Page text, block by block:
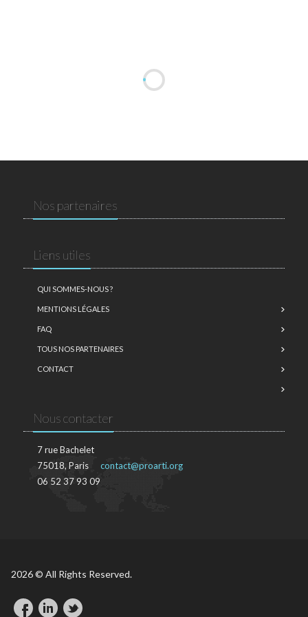
Nos partenaires
Liens utiles
QUI SOMMES-NOUS ?
MENTIONS LÉGALES
FAQ
TOUS NOS PARTENAIRES
CONTACT
Nous contacter
7 rue Bachelet
75018, Paris
06 52 37 93 09
contact@proarti.org
2026 © All Rights Reserved.